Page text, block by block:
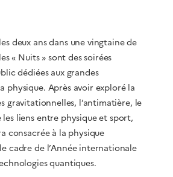
deux ans dans une vingtaine de
« Nuits » sont des soirées
dédiées aux grandes
physique. Après avoir exploré la
gravitationnelles, l’antimatière, le
liens entre physique et sport,
consacrée à la physique
cadre de l’Année internationale
quantiques.